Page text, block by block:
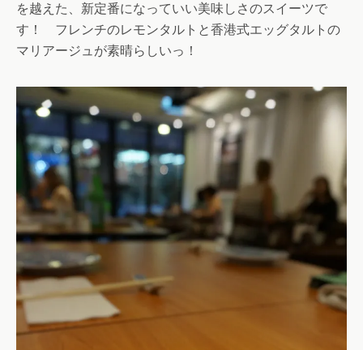
を越えた、新定番になっていい美味しさのスイーツで
す！ フレンチのレモンタルトと香港式エッグタルトの
マリアージュが素晴らしいっ！